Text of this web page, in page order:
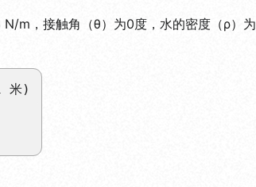
m，接触角（θ）为0度，水的密度（ρ）为
米)